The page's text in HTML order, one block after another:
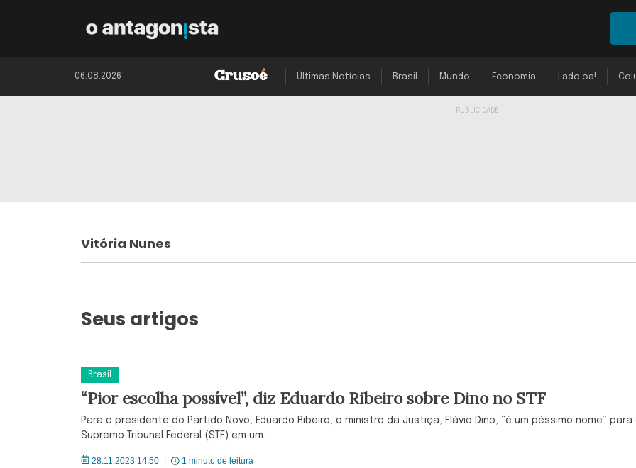
06.08.2026 Últimas Notícias Brasil Mundo Economia Lado oa!
Vitória Nunes
Seus artigos
Brasil
“Pior escolha possível”, diz Eduardo Ribeiro sobre Dino no STF
Para o presidente do Partido Novo, Eduardo Ribeiro, o ministro da Justiça, Flávio Dino, “é um péssimo nome” para
Supremo Tribunal Federal (STF) em um...
28.11.2023 14:50 1 minuto de leitura